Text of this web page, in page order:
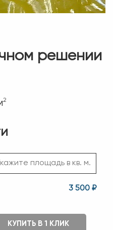
решении
2
3 500 ₽
КУПИТЬ В 1 КЛИК